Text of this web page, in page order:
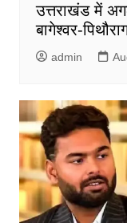
उत्तराखंड में
बागेश्वर-
admin